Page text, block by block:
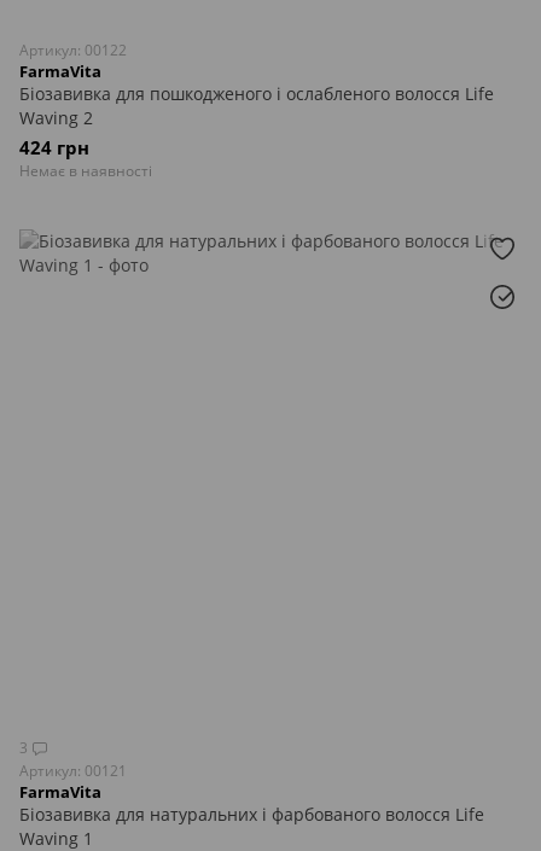
Артикул: 00122
FarmaVita
Біозавивка для пошкодженого і ослабленого волосся Life
Waving 2
424 грн
Немає в наявності
3
Артикул: 00121
FarmaVita
Біозавивка для натуральних і фарбованого волосся Life
Waving 1